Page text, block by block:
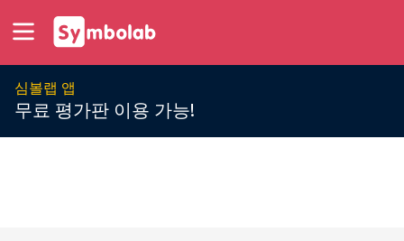
심볼랩 앱
무료 평가판 이용 가능!